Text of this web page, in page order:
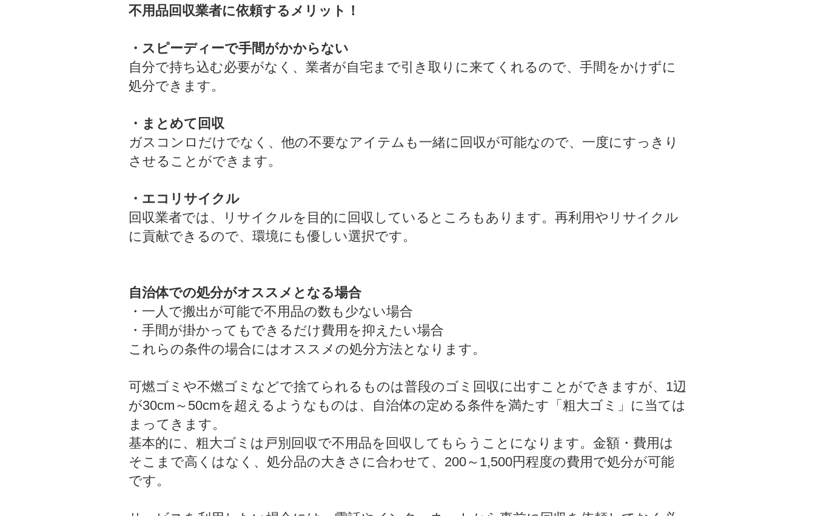
不用品回収業者に依頼するメリット！
・スピーディーで手間がかからない
自分で持ち込む必要がなく、業者が自宅まで引き取りに来てくれるので、手間をかけずに
処分できます。
・まとめて回収
ガスコンロだけでなく、他の不要なアイテムも一緒に回収が可能なので、一度にすっきり
させることができます。
・エコリサイクル
回収業者では、リサイクルを目的に回収しているところもあります。再利用やリサイクル
に貢献できるので、環境にも優しい選択です。
自治体での処分がオススメとなる場合
・一人で搬出が可能で不用品の数も少ない場合
・手間が掛かってもできるだけ費用を抑えたい場合
これらの条件の場合にはオススメの処分方法となります。
可燃ゴミや不燃ゴミなどで捨てられるものは普段のゴミ回収に出すことができますが、1辺
が30cm～50cmを超えるようなものは、自治体の定める条件を満たす「粗大ゴミ」に当ては
まってきます。
基本的に、粗大ゴミは戸別回収で不用品を回収してもらうことになります。金額・費用は
そこまで高くはなく、処分品の大きさに合わせて、200～1,500円程度の費用で処分が可能
です。